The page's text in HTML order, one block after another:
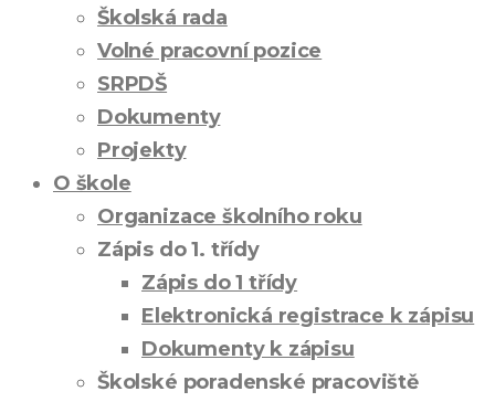
Školská rada
Volné pracovní pozice
SRPDŠ
Dokumenty
Projekty
O škole
Organizace školního roku
Zápis do 1. třídy
Zápis do 1 třídy
Elektronická registrace k zápisu
Dokumenty k zápisu
Školské poradenské pracoviště